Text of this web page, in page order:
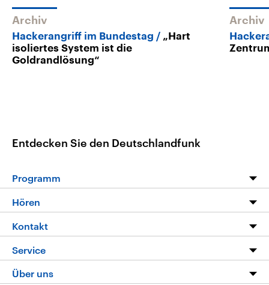
Archiv
Hackerangriff im Bundestag
„Hart
isoliertes System ist die
Goldrandlösung“
Archiv
Entdecken Sie den Deutschlandfunk
Programm
Die Nachrichten
Nachrichtenleicht
Neue Beiträge auf dlf.de
Hören
Livestream
Podcasts
Deutschlandfunk App
Kontakt
Service
FAQ
Über uns